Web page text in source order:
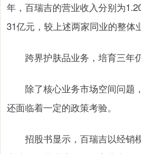
年，百瑞吉的营业收入分别为
31亿元，较上述两家同业的整体
跨界护肤品业务，培育三年
除了核心业务市场空间问题
还面临着一定的政策考验。
招股书显示，百瑞吉以经销